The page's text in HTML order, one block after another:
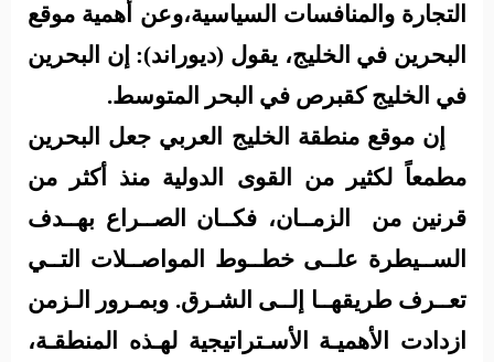
التجارة والمنافسات السياسية،وعن أهمية موقع
البحرين في الخليج، يقول (ديوراند): إن البحرين
في الخليج كقبرص في البحر المتوسط.
إن موقع منطقة الخليج العربي جعل البحرين
مطمعاً لكثير من القوى الدولية منذ أكثر من
قرنين من
الزمــان، فكــان الصــراع بهــدف
الســيطرة علــى خطــوط المواصــلات التــي
تعــرف طريقهــا إلــى الشـرق. وبمـرور الـزمن
ازدادت الأهميـة الأسـتراتيجية لهـذه المنطقـة،